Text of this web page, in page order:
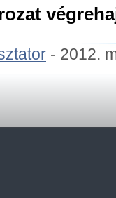
- 2012.